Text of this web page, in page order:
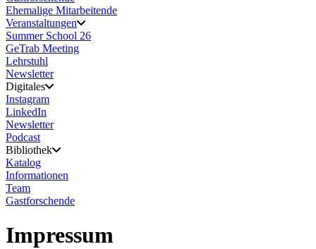
Ehemalige Mitarbeitende
Veranstaltungen
Summer School 26
GeTrab Meeting
Lehrstuhl
Newsletter
Digitales
Instagram
LinkedIn
Newsletter
Podcast
Bibliothek
Katalog
Informationen
Team
Gastforschende
Impressum